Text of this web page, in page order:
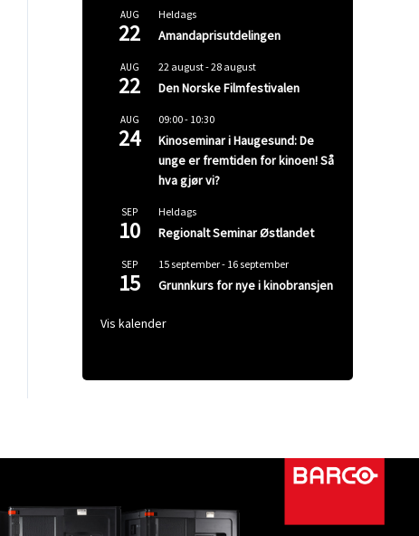
AUG
22
Heldags
Amandaprisutdelingen
AUG
22
22 august-28 august
Den Norske Filmfestivalen
AUG
24
09:00- 10:30
Kinoseminar i Haugesund: De
unge er fremtiden for kinoen! Så
hva gjør vi?
SEP
10
Heldags
Regionalt Seminar Østlandet
SEP
15
15 september- 16 september
Grunnkurs for nye i kinobransjen
Vis kalender